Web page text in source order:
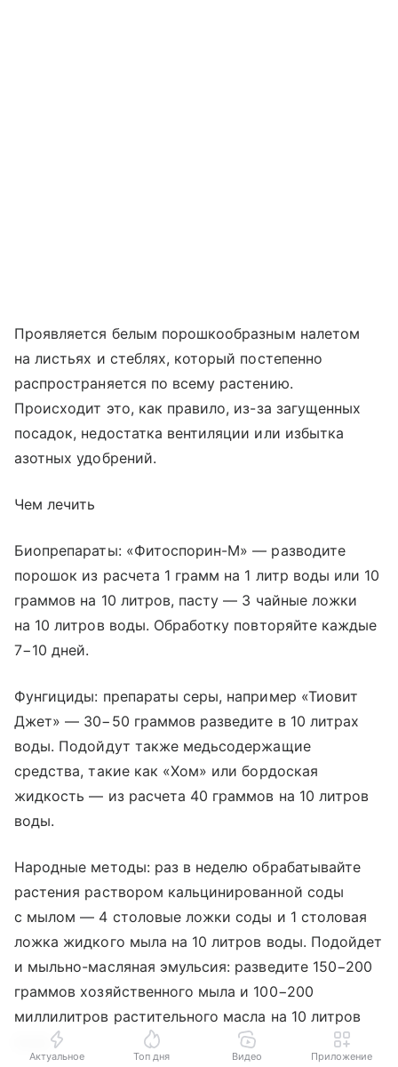
Проявляется белым порошкообразным налетом
на листьях и стеблях, который постепенно
распространяется по всему растению.
Происходит это, как правило, из-за загущенных
посадок, недостатка вентиляции или избытка
азотных удобрений.
Чем лечить
Биопрепараты: «Фитоспорин-М» — разводите
порошок из расчета 1 грамм на 1 литр воды или 10
граммов на 10 литров, пасту — 3 чайные ложки
на 10 литров воды. Обработку повторяйте каждые
7−10 дней.
Фунгициды: препараты серы, например «Тиовит
Джет» — 30−50 граммов разведите в 10 литрах
воды. Подойдут также медьсодержащие
средства, такие как «Хом» или бордоская
жидкость — из расчета 40 граммов на 10 литров
воды.
Народные методы: раз в неделю обрабатывайте
растения раствором кальцинированной соды
с мылом — 4 столовые ложки соды и 1 столовая
ложка жидкого мыла на 10 литров воды. Подойдет
и мыльно-масляная эмульсия: разведите 150−200
граммов хозяйственного мыла и 100−200
миллилитров растительного масла на 10 литров
воды.
Актуальное Топ дня Видео Приложение